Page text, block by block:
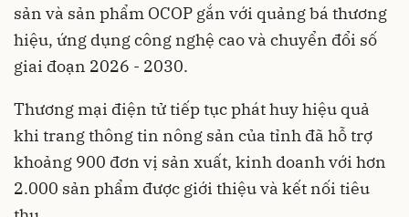
sản và sản phẩm OCOP gắn với quảng bá thương
hiệu, ứng dụng công nghệ cao và chuyển đổi số
giai đoạn 2026 - 2030.
Thương mại điện tử tiếp tục phát huy hiệu quả
khi trang thông tin nông sản của tỉnh đã hỗ trợ
khoảng 900 đơn vị sản xuất, kinh doanh với hơn
2.000 sản phẩm được giới thiệu và kết nối tiêu